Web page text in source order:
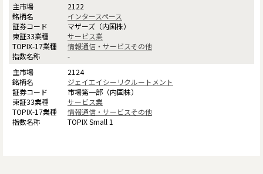
2122
インタースペース
マザーズ（内国株）
サービス業
情報通信・サービスその他
-
2124
ジェイエイシーリクルートメント
市場第一部（内国株）
サービス業
情報通信・サービスその他
TOPIX Small 1